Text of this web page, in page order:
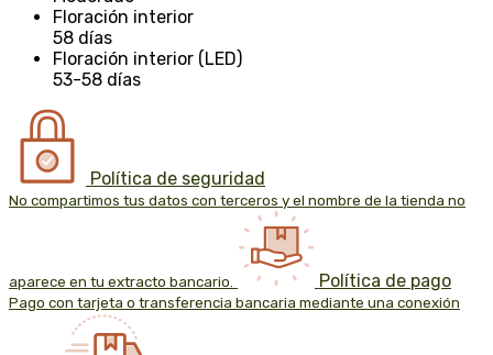
Floración interior
58 días
Floración interior (LED)
53-58 días
Política de seguridad
No compartimos tus datos con terceros y el nombre de la tienda no
aparece en tu extracto bancario. Política de pago
Pago con tarjeta o transferencia bancaria mediante una conexión